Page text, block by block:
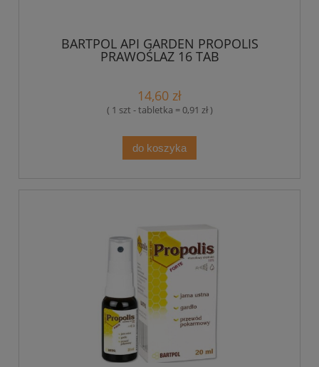
BARTPOL API GARDEN PROPOLIS
PRAWOŚLAZ 16 TAB
14,60 zł
( 1 szt - tabletka = 0,91 zł )
do koszyka